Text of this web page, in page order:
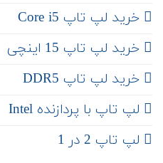
خرید لپ تاپ Core i5
‌‌ خرید لپ تاپ 15 اینچی
خرید لپ تاپ DDR5
لپ تاپ با پردازنده Intel
لپ تاپ 2 در 1